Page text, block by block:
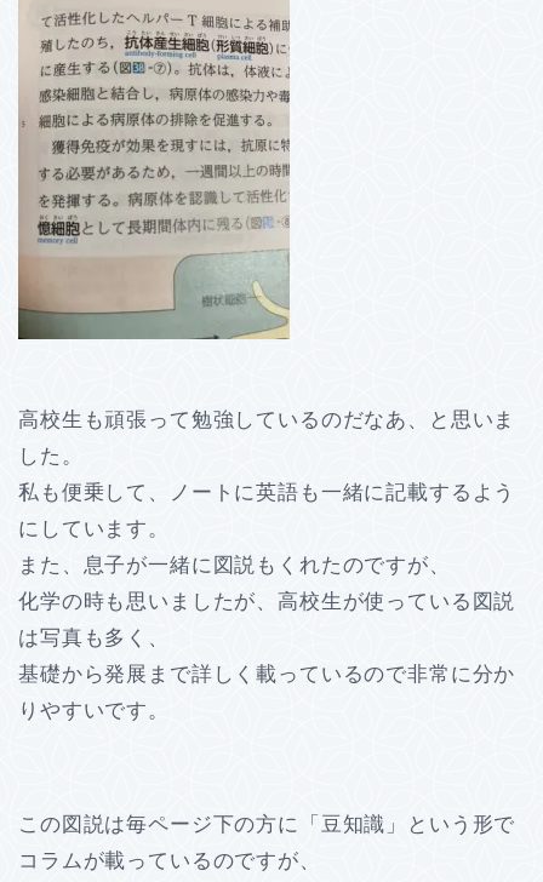
高校生も頑張って勉強しているのだなあ、と思いま
した。
私も便乗して、ノートに英語も一緒に記載するよう
にしています。
また、息子が一緒に図説もくれたのですが、
化学の時も思いましたが、高校生が使っている図説
は写真も多く、
基礎から発展まで詳しく載っているので非常に分か
りやすいです。
この図説は毎ページ下の方に「豆知識」という形で
コラムが載っているのですが、